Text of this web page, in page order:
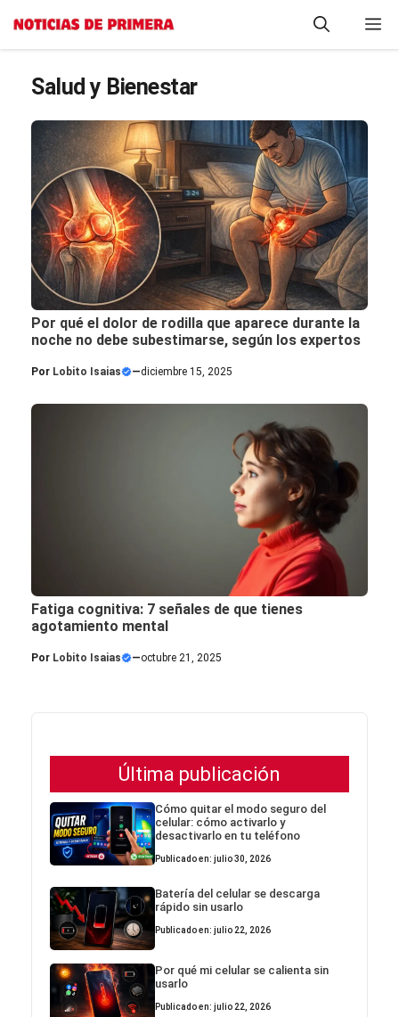
Saltar
Salud y Bienestar
Por qué el dolor de rodilla que aparece durante la
noche no debe subestimarse, según los expertos
Por Lobito Isaias —diciembre 15, 2025
Fatiga cognitiva: 7 señales de que tienes
agotamiento mental
Por Lobito Isaias —octubre 21, 2025
Última publicación
Cómo quitar el modo seguro del
celular: cómo activarlo y
desactivarlo en tu teléfono
Publicado en: julio 30, 2026
Batería del celular se descarga
rápido sin usarlo
Publicado en: julio 22, 2026
Por qué mi celular se calienta sin
usarlo
Publicado en: julio 22, 2026